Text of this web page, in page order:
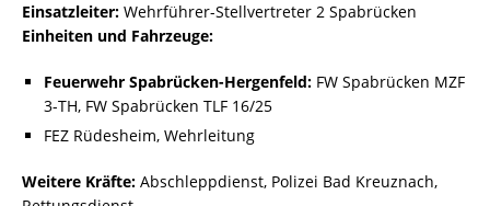
Einsatzleiter: Wehrführer-Stellvertreter 2 Spabrücken
Einheiten und Fahrzeuge:
Feuerwehr Spabrücken-Hergenfeld: FW Spabrücken MZF
3-TH, FW Spabrücken TLF 16/25
FEZ Rüdesheim, Wehrleitung
Weitere Kräfte: Abschleppdienst, Polizei Bad Kreuznach,